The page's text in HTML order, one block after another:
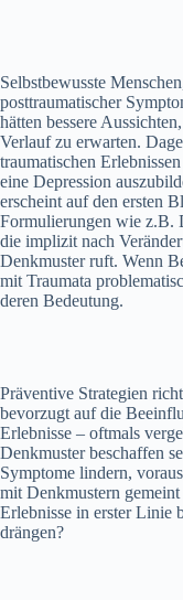
Selbstbewusste
posttraumatischer
hätten bessere
Verlauf zu erwarten.
traumatischen
eine Depression
erscheint auf den ersten
Formulierungen wie z.B.
die implizit nach
Denkmuster ruft. Wenn
mit Traumata
deren Bedeutung.
Präventive Strategien
bevorzugt auf die
Erlebnisse – oftmals
Denkmuster beschaffen
Symptome lindern,
mit Denkmustern
Erlebnisse in erster Linie
drängen?